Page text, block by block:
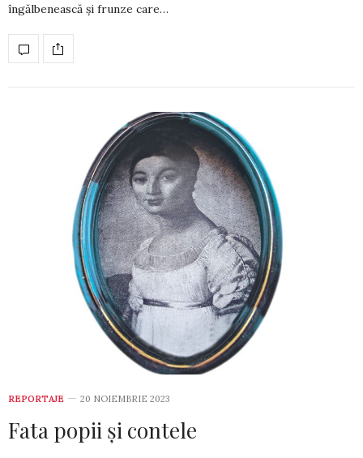
îngălbenească și frunze care…
REPORTAJE 20 NOIEMBRIE 2023
Fata popii și contele